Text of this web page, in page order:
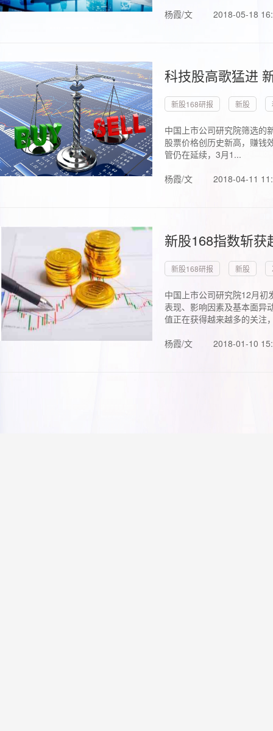
杨霞/文 2018-05-18
科技股高歌猛进
新股168研报 新股
中国上市公司研究院筛选的
股票价格创历史新高，赚钱
管仍在延续，3月1...
杨霞/文
2018-04-11
新股168指数斩
新股168研报 新股
中国上市公司研究院12月初
表现、影响因素及基本面异
值正在获得越来越多的关注
杨霞/文
2018-01-10